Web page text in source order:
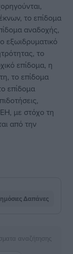
το επίδομα
αναδοχής,
εξωιδρυματικό
το
επίδομα, η
το επίδομα
επίδομα
με στόχο τη
από την
Δαπάνες
αναζήτησης